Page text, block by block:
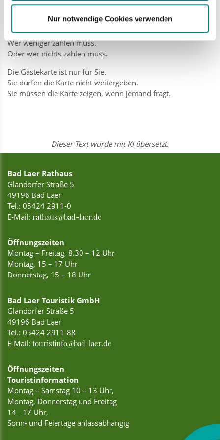
Nur notwendige Cookies verwenden
Die Satzung können Siehier herunterladen (PDF, 65 KB)
Dort steht auch:
Wer weniger zahlen muss.
Oder wer nichts zahlen muss.
Die Gästekarte ist nur für Sie.
Sie dürfen die Karte nicht weitergeben.
Sie müssen die Karte zeigen, wenn jemand fragt.
Dieser Text wurde mit KI übersetzt.
Bad Laer Rathaus
Glandorfer Straße 5
49196 Bad Laer
Tel.: 05424 2911-0
E-Mail: rathaus@bad-laer.de
Öffnungszeiten
Montag – Freitag, 8.30 – 12 Uhr
Montag, 15 – 17 Uhr
Donnerstag, 15 – 18 Uhr
Bad Laer Touristik GmbH
Glandorfer Straße 5
49196 Bad Laer
Tel.: 05424 2911-88
E-Mail: touristinfo@bad-laer.de
Öffnungszeiten
Touristinformation
Montag – Samstag 10 – 13 Uhr,
Montag, Donnerstag und Freitag
14 - 17 Uhr,
Sonn- und Feiertage anlassabhängig